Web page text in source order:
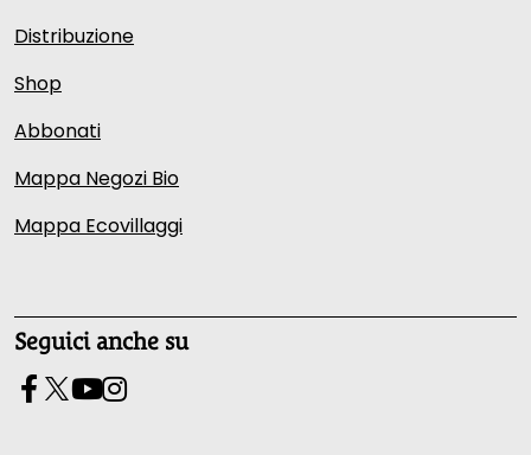
Distribuzione
Shop
Abbonati
Mappa Negozi Bio
Mappa Ecovillaggi
Seguici anche su